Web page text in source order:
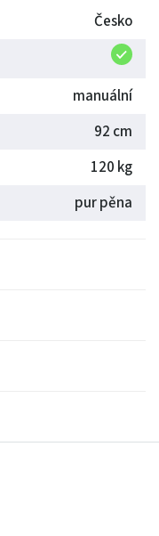
Česko
manuální
92 cm
120 kg
pur pěna